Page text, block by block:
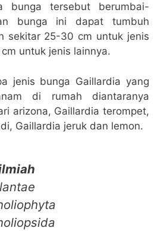
bunga tersebut berumbai-
bunga ini dapat tumbuh
sekitar 25-30 cm untuk jenis
untuk jenis lainnya.
jenis bunga Gaillardia yang
di rumah diantaranya
arizona, Gaillardia terompet,
Gaillardia jeruk dan lemon.